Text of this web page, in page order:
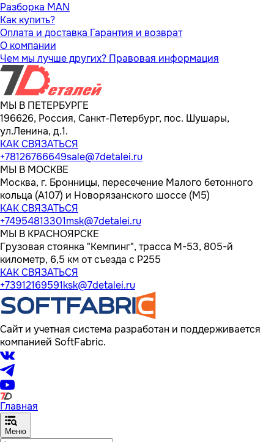
Разборка MAN
Как купить?
Оплата и доставка Гарантия и возврат
О компании
Чем мы лучше других? Правовая информация
МЫ В ПЕТЕРБУРГЕ
196626, Россия, Санкт-Петербург, пос. Шушары,
ул.Ленина, д.1.
КАК СВЯЗАТЬСЯ
+78126766649sale@7detalei.ru
МЫ В МОСКВЕ
Москва, г. Бронницы, пересечение Малого бетонного
кольца (А107) и Новорязанского шоссе (М5)
КАК СВЯЗАТЬСЯ
+74954813301msk@7detalei.ru
МЫ В КРАСНОЯРСКЕ
Грузовая стоянка "Кемпинг", трасса M-53, 805-й
километр, 6,5 км от съезда с Р255
КАК СВЯЗАТЬСЯ
+73912169591ksk@7detalei.ru
Сайт и учетная система разработан и поддерживается
компанией SoftFabric.
Главная
Меню